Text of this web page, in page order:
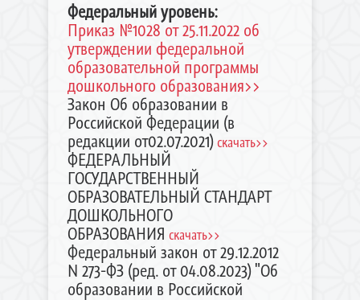
Федеральный уровень:
Приказ №1028 от 25.11.2022 об
утверждении федеральной
образовательной программы
дошкольного образования>>
Закон Об образовании в
Российской Федерации (в
редакции от02.07.2021)скачать>>
ФЕДЕРАЛЬНЫЙ
ГОСУДАРСТВЕННЫЙ
ОБРАЗОВАТЕЛЬНЫЙ СТАНДАРТ
ДОШКОЛЬНОГО
ОБРАЗОВАНИЯ скачать>>
Федеральный закон от 29.12.2012
N 273-ФЗ (ред. от 04.08.2023) "Об
образовании в Российской